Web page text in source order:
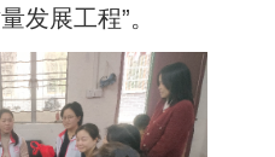
发展工程”。